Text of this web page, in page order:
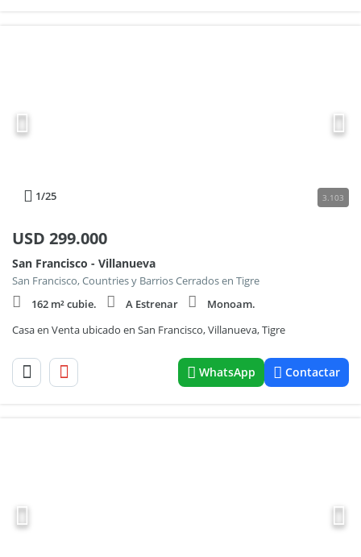
1/25 3.103
USD 299.000
San Francisco - Villanueva
San Francisco, Countries y Barrios Cerrados en Tigre
162 m² cubie.
A Estrenar
Monoam.
Casa en Venta ubicado en San Francisco, Villanueva, Tigre
WhatsApp Contactar